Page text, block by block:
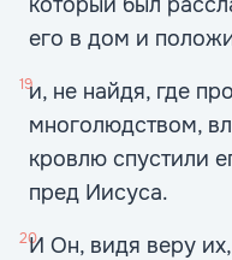
его в дом и
19и, не найдя, где
многолюдством,
кровлю спустили
пред Иисуса.
20И Он, видя веру